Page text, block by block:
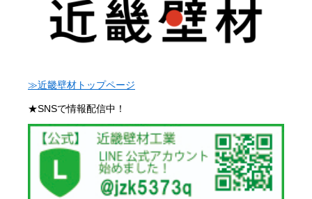
≫近畿壁材トップページ
★SNSで情報配信中！